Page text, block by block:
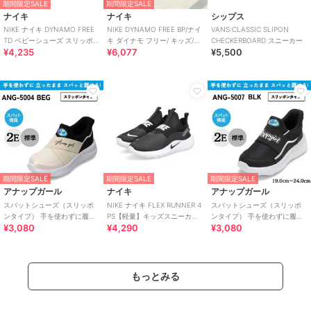
期間限定SALE
ナイキ
NIKE ナイキ DYNAMO FREE
TD ベビーシューズ スリッポン
(ダイナモフリーTD)
¥4,235
期間限定SALE
ナイキ
NIKE DYNAMO FREE BP/ナイ
キ ダイナモ フリー/ キッズ/ス
リッポン
¥6,077
シップス
VANS:CLASSIC SLIPON
CHECKERBOARD スニーカー
¥5,500
期間限定SALE
アナップガール
スパットシューズ（スリッポ
ンタイプ） 手を使わずに履け
る 【19.0cm～24.0cm】
¥3,080
期間限定SALE
ナイキ
NIKE ナイキ FLEX RUNNER 4
PS【軽量】キッズスニーカー
スリッポン 子供靴
¥4,290
期間限定SALE
アナップガール
スパットシューズ（スリッポ
ンタイプ） 手を使わずに履け
る 【19.0cm～24.0cm】
¥3,080
もっとみる